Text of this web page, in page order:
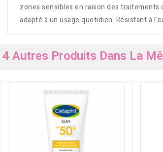
zones sensibles en raison des
adapté à un usage quotidien. Résistant à
4 Autres Produits Dans La